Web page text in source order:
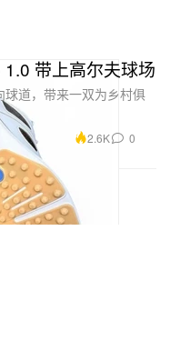
带上高尔夫球场
道，带来一双为乡村俱
2.6K 0